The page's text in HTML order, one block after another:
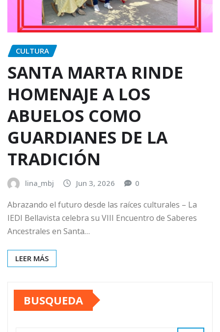
CULTURA
SANTA MARTA RINDE
HOMENAJE A LOS
ABUELOS COMO
GUARDIANES DE LA
TRADICIÓN
lina_mbj Jun 3, 2026 0
Abrazando el futuro desde las raíces culturales – La
IEDI Bellavista celebra su VIII Encuentro de Saberes
Ancestrales en Santa…
LEER MÁS
BUSQUEDA